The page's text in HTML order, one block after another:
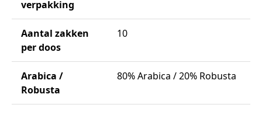
verpakking
Aantal zakken
per doos
10
Arabica /
Robusta
80% Arabica / 20% Robusta